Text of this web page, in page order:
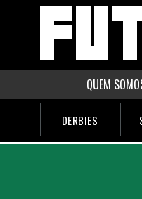
QUEM
DERBIES